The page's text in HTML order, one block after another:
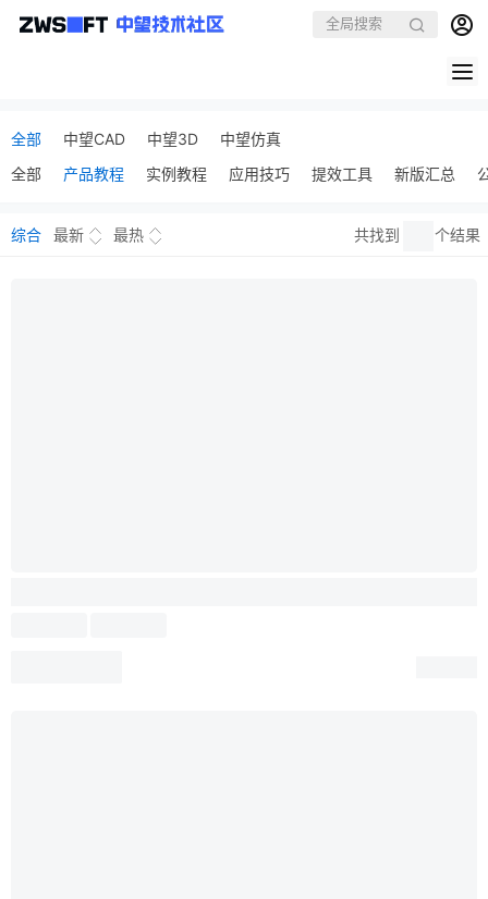
全部 中望CAD 中望3D
中望仿真
全部
产品教程 实例教程 应用技巧 提效工具 新版汇总
综合 最新 最热 共找到 个结果